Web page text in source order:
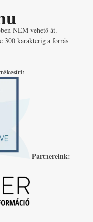
NEM vehető át.
300 karakterig a forrás
Partnereink: